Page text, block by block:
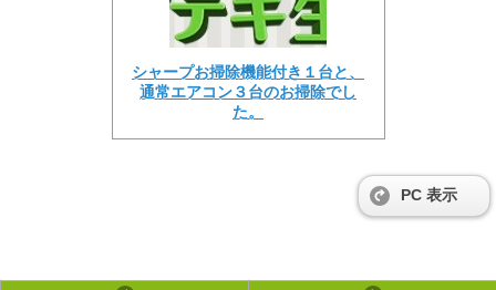
シャープお掃除機能付き１台と、
通常エアコン３台のお掃除でし
た。
PC 表示